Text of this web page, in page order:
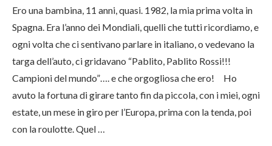
Ero una bambina, 11 anni, quasi. 1982, la mia prima volta in
Spagna. Era l’anno dei Mondiali, quelli che tutti ricordiamo, e
ogni volta che ci sentivano parlare in italiano, o vedevano la
targa dell’auto, ci gridavano “Pablito, Pablito Rossi!!!
Campioni del mundo”…. e che orgogliosa che ero! Ho
avuto la fortuna di girare tanto fin da piccola, con i miei, ogni
estate, un mese in giro per l’Europa, prima con la tenda, poi
con la roulotte. Quel …